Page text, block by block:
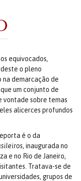
equivocados,
o pleno
na demarcação de
um conjunto de
vontade sobre temas
alicerces profundos
é o da
, inaugurada no
e no Rio de Janeiro,
Tratava-se de
grupos de